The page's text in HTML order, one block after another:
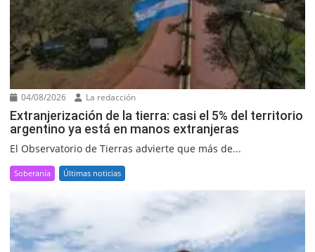
04/08/2026 La redacción
Extranjerización de la tierra: casi el 5% del territorio
argentino ya está en manos extranjeras
El Observatorio de Tierras advierte que más de...
Soberanía Últimas noticias